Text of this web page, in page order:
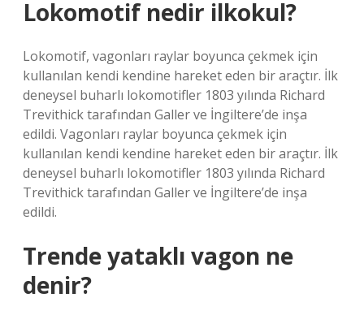
Lokomotif nedir ilkokul?
Lokomotif, vagonları raylar boyunca çekmek için
kullanılan kendi kendine hareket eden bir araçtır. İlk
deneysel buharlı lokomotifler 1803 yılında Richard
Trevithick tarafından Galler ve İngiltere’de inşa
edildi. Vagonları raylar boyunca çekmek için
kullanılan kendi kendine hareket eden bir araçtır. İlk
deneysel buharlı lokomotifler 1803 yılında Richard
Trevithick tarafından Galler ve İngiltere’de inşa
edildi.
Trende yataklı vagon ne
denir?